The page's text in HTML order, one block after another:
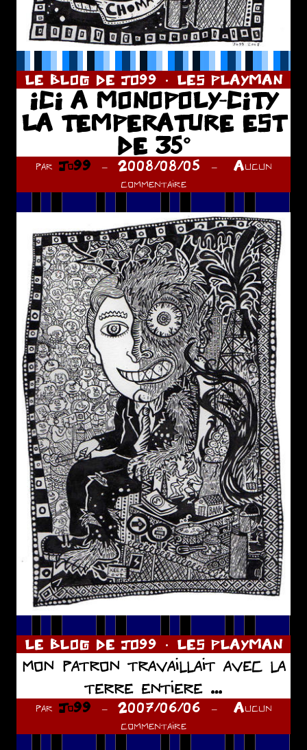
LE BLOG DE JO99 LES PLAYMAN
ICI A MONOPOLY-CITY
LA TEMPERATURE EST
DE 35°
par Jo99 2008/08/05
Aucun
commentaire
LE BLOG DE JO99 LES PLAYMAN
mon patron travaillait avec la
terre entiere …
par Jo99 2007/06/06
Aucun
commentaire